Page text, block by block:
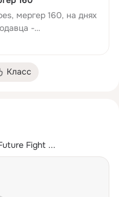
мергер 160, на днях
-
аккаунт Magic Rush:
Класс
Fight ...